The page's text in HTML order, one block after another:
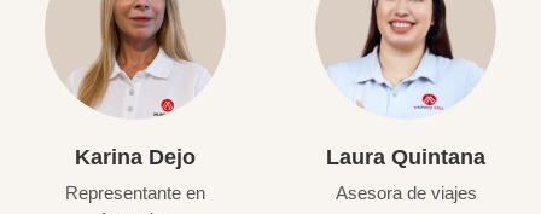
Karina Dejo
Representante en
Laura Quintana
Asesora de viajes